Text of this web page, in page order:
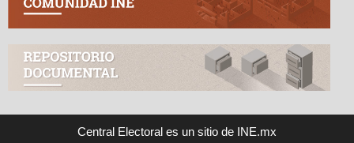
Central Electoral es un sitio de INE.mx